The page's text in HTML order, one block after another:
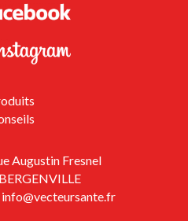
Augustin Fresnel
info@vecteursante.fr